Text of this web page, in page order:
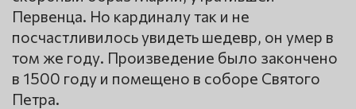
Первенца. Но кардиналу так и не
посчастливилось увидеть шедевр, он умер в
том же году. Произведение было закончено
в 1500 году и помещено в соборе Святого
Петра.